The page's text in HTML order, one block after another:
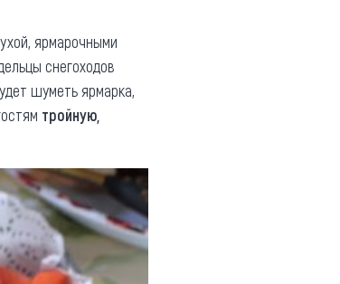
ярмарочными
снегоходов
шуметь ярмарка,
тройную,